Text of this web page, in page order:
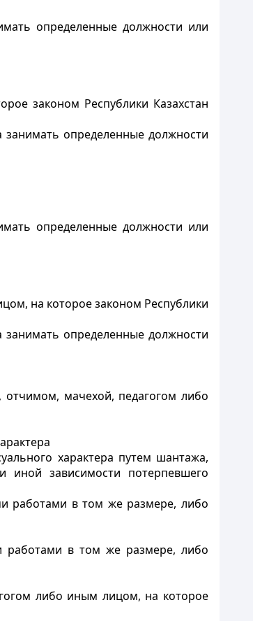
определенные должности или
законом Республики Казахстан
определенные должности
определенные должности или
на которое законом Республики
определенные должности
отчимом, мачехой, педагогом либо
характера путем шантажа,
зависимости потерпевшего
работами в том же размере, либо
работами в том же размере, либо
либо иным лицом, на которое